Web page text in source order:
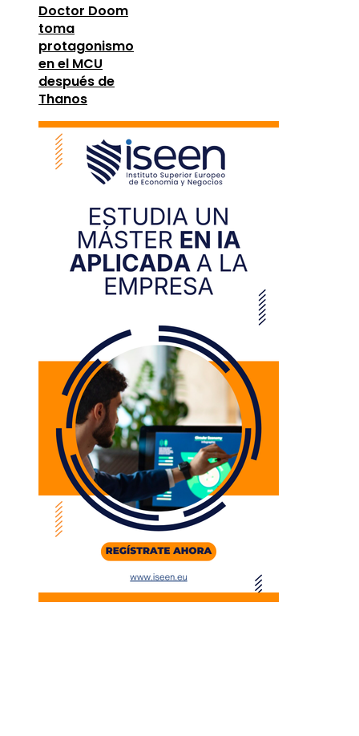
Doctor Doom
toma
protagonismo
en el MCU
después de
Thanos